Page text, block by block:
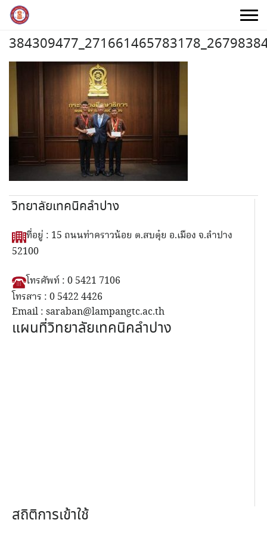
Skip
content
วิทยาลัยเทคนิคลำปาง
ที่อยู่ : 15 ถนนท่าคราวน้อย ต.สบตุ๋ย อ.เมือง จ.ลำปาง
52100
โทรศัพท์ : 0 5421 7106
โทรสาร : 0 5422 4426
Email : saraban@lampangtc.ac.th
แผนที่วิทยาลัยเทคนิคลำปาง
สถิติการเข้าใช้